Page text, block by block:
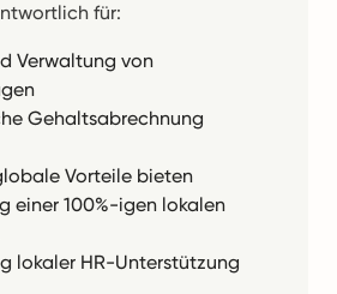
für:
Verwaltung von
Gehaltsabrechnung
Vorteile bieten
einer 100%-igen lokalen
lokaler HR-Unterstützung